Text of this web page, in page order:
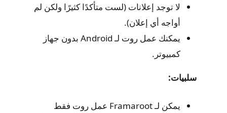
لا توجد إعلانات (لست متأكدًا كثيرًا ولكن لم
أواجه أي إعلان).
يمكنك عمل روت لـ Android بدون جهاز
كمبيوتر.
سلبيات:
يمكن لـ Framaroot عمل روت فقط